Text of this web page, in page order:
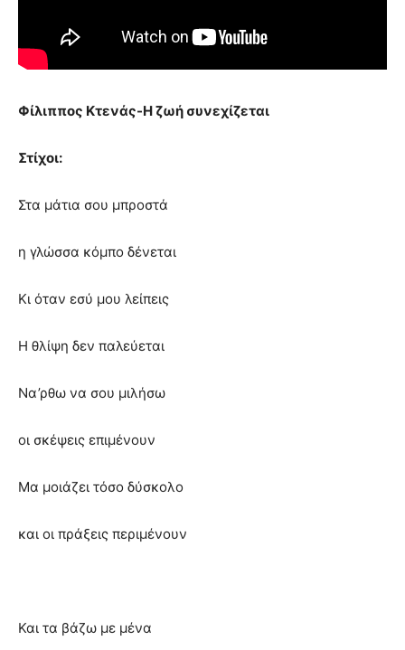
Φίλιππος Κτενάς-Η ζωή συνεχίζεται
Στίχοι:
Στα μάτια σου μπροστά
η γλώσσα κόμπο δένεται
Κι όταν εσύ μου λείπεις
Η θλίψη δεν παλεύεται
Να’ρθω να σου μιλήσω
οι σκέψεις επιμένουν
Μα μοιάζει τόσο δύσκολο
και οι πράξεις περιμένουν
Και τα βάζω με μένα